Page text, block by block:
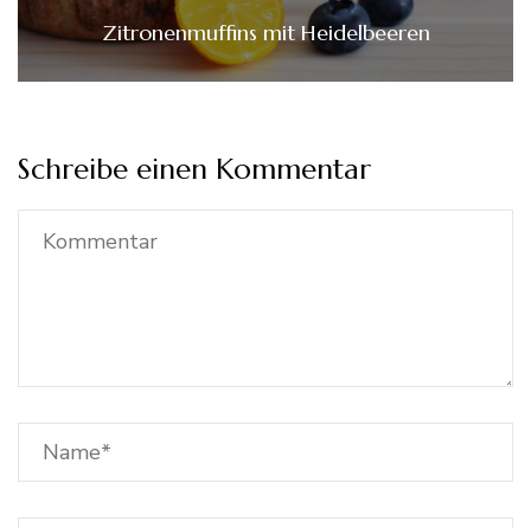
Zitronenmuffins mit Heidelbeeren
Schreibe einen Kommentar